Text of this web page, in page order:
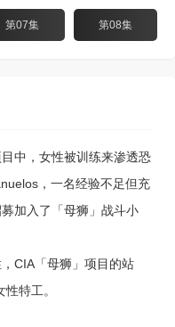
第07集 第08集
中，女性被训练来渗透恐
，一名经验不足但充
加入了「母狮」战斗小
CIA「母狮」项目的站
特工。